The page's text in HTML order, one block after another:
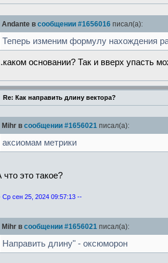
Andante в сообщении #1656016 писал(а):
Теперь изменим формулу нахождения
основании? Так и вверх упасть
Re: Как направить длину вектора?
Mihr в сообщении #1656021 писал(а):
аксиомам метрики
что это такое?
Ср сен 25, 2024 09:57:13 --
Mihr в сообщении #1656021 писал(а):
Направить длину" - оксюморон